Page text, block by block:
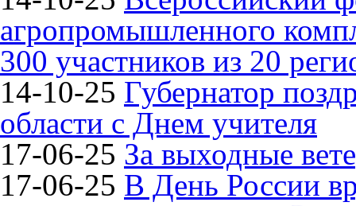
агропромышленного
300 участников из 20
14-10-25 Губернатор
области с Днем учителя
17-06-25 За выходные
17-06-25 В День России